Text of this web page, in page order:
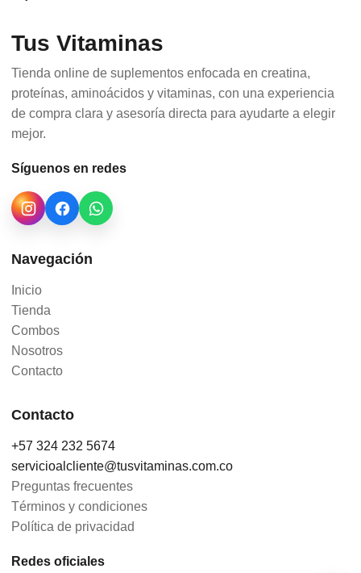
Tus Vitaminas
Tienda online de suplementos enfocada en creatina,
proteínas, aminoácidos y vitaminas, con una experiencia
de compra clara y asesoría directa para ayudarte a elegir
mejor.
Síguenos en redes
Navegación
Inicio
Tienda
Combos
Nosotros
Contacto
Contacto
+57 324 232 5674
servicioalcliente@tusvitaminas.com.co
Preguntas frecuentes
Términos y condiciones
Política de privacidad
Redes oficiales